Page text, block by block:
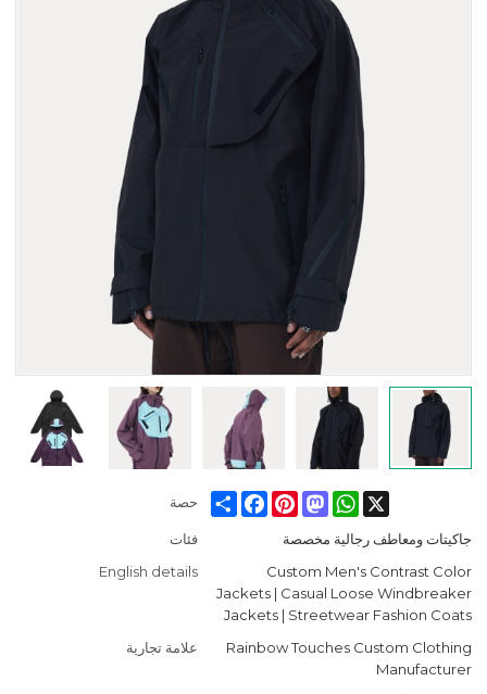
حصةShare
FacebookPinterest
Mastodon
WhatsApp X
فئات
جاكيتات ومعاطف رجالية مخصصة
English details
Custom Men's Contrast Color
Jackets | Casual Loose Windbreaker
Jackets | Streetwear Fashion Coats
علامة تجارية
Rainbow Touches Custom Clothing
Manufacturer